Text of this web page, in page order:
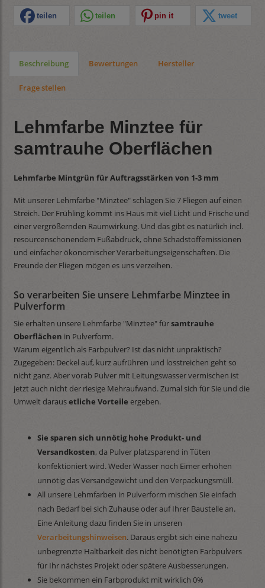
teilen teilen pin it tweet
Beschreibung Bewertungen Hersteller
Frage stellen
Lehmfarbe Minztee für
samtrauhe Oberflächen
Lehmfarbe Mintgrün für Auftragsstärken von 1-3 mm
Mit unserer Lehmfarbe "Minztee" schlagen Sie 7 Fliegen auf einen
Streich. Der Frühling kommt ins Haus mit viel Licht und Frische und
einer vergrößernden Raumwirkung. Und das gibt es natürlich incl.
resourcenschonendem Fußabdruck, ohne Schadstoffemissionen
und einfacher ökonomischer Verarbeitungseigenschaften. Die
Freunde der Fliegen mögen es uns verzeihen.
So verarbeiten Sie unsere Lehmfarbe Minztee in
Pulverform
Sie erhalten unsere Lehmfarbe "Minztee" fürsamtrauhe
Oberflächen in Pulverform.
Warum eigentlich als Farbpulver? Ist das nicht unpraktisch?
Zugegeben: Deckel auf, kurz aufrühren und losstreichen geht so
nicht ganz. Aber vorab Pulver mit Leitungswasser vermischen ist
jetzt auch nicht der riesige Mehraufwand. Zumal sich für Sie und die
Umwelt darausetliche Vorteile ergeben.
Sie sparen sich unnötig hohe Produkt- und
Versandkosten, da Pulver platzsparend in Tüten
konfektioniert wird. Weder Wasser noch Eimer erhöhen
unnötig das Versandgewicht und den Verpackungsmüll.
All unsere Lehmfarben in Pulverform mischen Sie einfach
nach Bedarf bei sich Zuhause oder auf Ihrer Baustelle an.
Eine Anleitung dazu finden Sie in unseren
Verarbeitungshinweisen. Daraus ergibt sich eine nahezu
unbegrenzte Haltbarkeit des nicht benötigten Farbpulvers
für Ihr nächstes Projekt oder spätere Ausbesserungen.
Sie bekommen ein Farbprodukt mit wirklich 0%